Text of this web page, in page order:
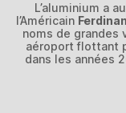
L’aluminium a
l’Américain
noms de grandes
aéroport flottant
dans les années